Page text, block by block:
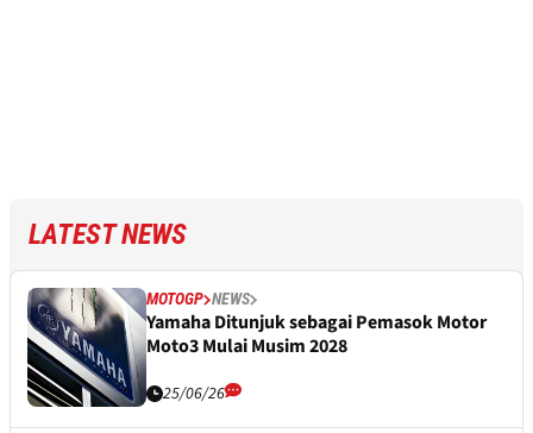
LATEST NEWS
MOTOGP NEWS
Yamaha Ditunjuk sebagai Pemasok Motor
Moto3 Mulai Musim 2028
25/06/26